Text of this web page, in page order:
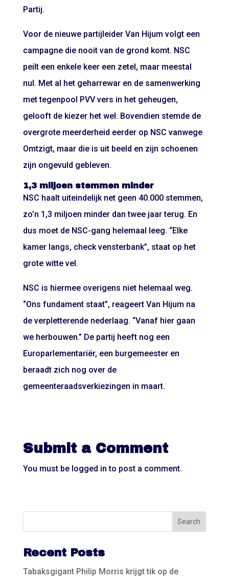
Partij.
Voor de nieuwe partijleider Van Hijum volgt een
campagne die nooit van de grond komt. NSC
peilt een enkele keer een zetel, maar meestal
nul. Met al het geharrewar en de samenwerking
met tegenpool PVV vers in het geheugen,
gelooft de kiezer het wel. Bovendien stemde de
overgrote meerderheid eerder op NSC vanwege
Omtzigt, maar die is uit beeld en zijn schoenen
zijn ongevuld gebleven.
1,3 miljoen stemmen minder
NSC haalt uiteindelijk net geen 40.000 stemmen,
zo’n 1,3 miljoen minder dan twee jaar terug. En
dus moet de NSC-gang helemaal leeg. “Elke
kamer langs, check vensterbank”, staat op het
grote witte vel.
NSC is hiermee overigens niet helemaal weg.
“Ons fundament staat”, reageert Van Hijum na
de verpletterende nederlaag. “Vanaf hier gaan
we herbouwen.” De partij heeft nog een
Europarlementariër, een burgemeesteren
beraadt zich nog over de
gemeenteraadsverkiezingen in maart.
Submit a Comment
You must be logged in to post a comment.
Recent Posts
Tabaksgigant Philip Morris krijgt tik op de